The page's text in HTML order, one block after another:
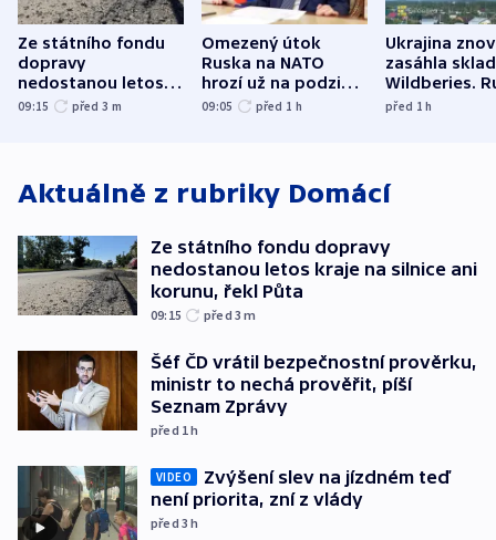
Ze státního fondu
dopravy
nedostanou letos
kraje na silnice ani
09:15 před 3 m
Omezený útok
Ruska na NATO
hrozí už na podzim,
varují tajné služby
09:05 před 1 h
Ukrajina
zasáhla
Wildberies.
útočili v
před 1h
Aktuálně z rubriky Domácí
Ze státního fondu dopravy
nedostanou letos kraje na silnice ani
korunu, řekl Půta
09:15 před 3m
Šéf ČD vrátil bezpečnostní prověrku,
ministr to nechá prověřit, píší
Seznam Zprávy
před 1h
VIDEO
Zvýšení slev na jízdném teď
není priorita, zní z vlády
před 3h